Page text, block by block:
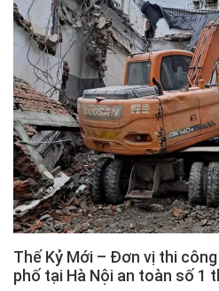
Thế Kỷ Mới – Đơn vị thi
phố tại Hà Nội an toàn số 1